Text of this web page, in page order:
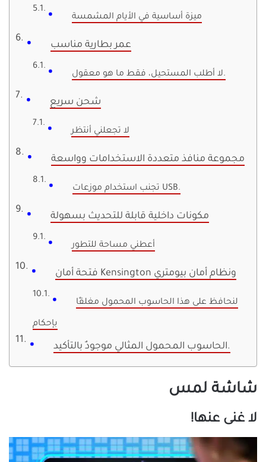
ميزة أساسية في الأيام المشمسة
عمر بطارية مناسب
لا أطلب المستحيل، فقط ما هو معقول.
شحن سريع
لا تجعلني أنتظر
مجموعة منافذ متعددة الاستخدامات وواسعة
تجنب استخدام موزعات USB.
مكونات داخلية قابلة للتحديث بسهولة
أعطني مساحة للتطور
فتحة أمان Kensington ونظام أمان بيومتري
لنحافظ على هذا الحاسوب المحمول مغلقًا
بإحكام
الحاسوب المحمول المثالي موجودٌ بالتأكيد.
شاشة لمس
لا غنى عنها!